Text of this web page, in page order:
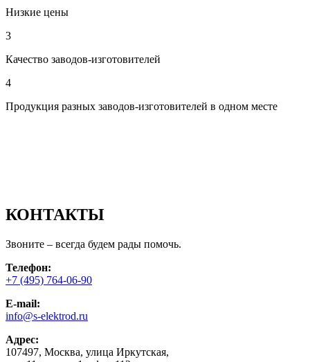
Низкие цены
3
Качество заводов-изготовителей
4
Продукция разных заводов-изготовителей в одном месте
КОНТАКТЫ
Звоните – всегда будем рады помочь.
Телефон:
+7 (495) 764-06-90
E-mail:
info@s-elektrod.ru
Адрес:
107497, Москва, улица Иркутская,